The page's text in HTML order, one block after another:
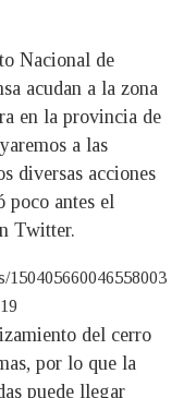
Nacional de
acudan a la zona
en la provincia de
a las
diversas acciones
poco antes el
Twitter.
150405660046558003
del cerro
por lo que la
puede llegar